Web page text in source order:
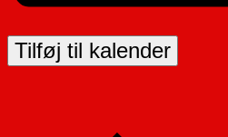
Tilføj til kalender